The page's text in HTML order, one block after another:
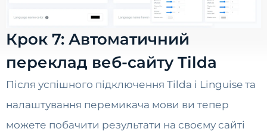
Крок 7: Автоматичний
переклад веб-сайту Tilda
Після успішного підключення Tilda і Linguise та
налаштування перемикача мови ви тепер
можете побачити результати на своєму сайті